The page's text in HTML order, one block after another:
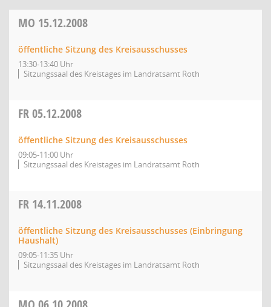
MO 15.12.2008
öffentliche Sitzung des Kreisausschusses
13:30-13:40 Uhr
Sitzungssaal des Kreistages im Landratsamt Roth
FR05.12.2008
öffentliche Sitzung des Kreisausschusses
09:05-11:00 Uhr
Sitzungssaal des Kreistages im Landratsamt Roth
FR 14.11.2008
öffentliche Sitzung des Kreisausschusses (Einbringung
Haushalt)
09:05-11:35 Uhr
Sitzungssaal des Kreistages im Landratsamt Roth